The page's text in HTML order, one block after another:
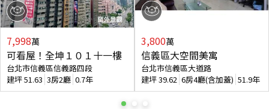
7,998萬
可看屋！全坤１０１十一樓
台北市信義區信義路四段
建坪51.63 3房2廳 0.7年
3,800萬
信義區大空間美寓
台北市信義區大道路
建坪39.62 6房4廳(含加蓋) 51.9年